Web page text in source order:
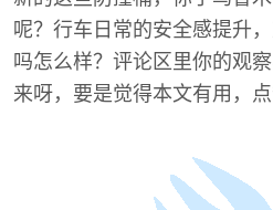
呢？行车日常的安全感提升
吗怎么样？评论区里你的观
来呀，要是觉得本文有用，点